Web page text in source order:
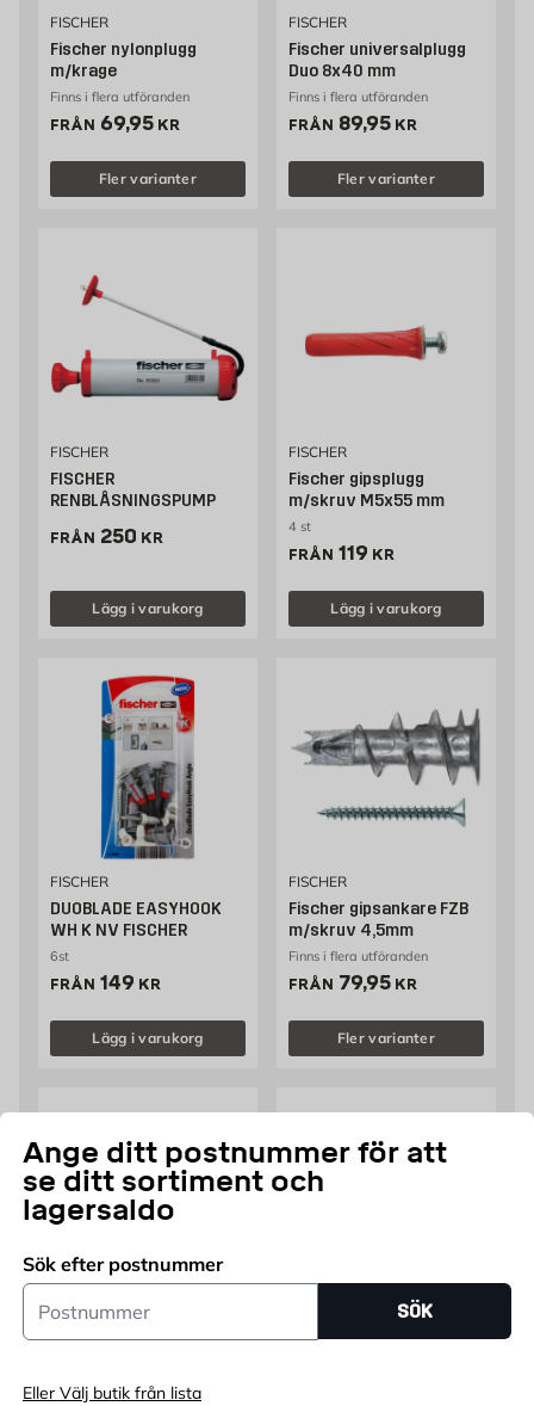
Ange ditt postnummer för att
se ditt sortiment och
lagersaldo
Sök efter postnummer
Postnummer
SÖK
Eller Välj butik från lista
FISCHER
Fischer nylonplugg
m/krage
Finns i flera utföranden
FRÅN Pris 69.95 kr
69,95 KR
Fler varianter
FISCHER
Fischer universalplugg
Duo 8x40 mm
Finns i flera utföranden
FRÅN Pris 89.95 kr
89,95 KR
Fler varianter
FISCHER
FISCHER
RENBLÅSNINGSPUMP
FRÅN Pris 250 kr
250 KR
Lägg i varukorg
FISCHER
Fischer gipsplugg
m/skruv M5x55 mm
4 st
FRÅN Pris 119 kr
119 KR
Lägg i varukorg
FISCHER
DUOBLADE EASYHOOK
WH K NV FISCHER
6st
FRÅN Pris 149 kr
149 KR
Lägg i varukorg
FISCHER
Fischer gipsankare FZB
m/skruv 4,5mm
Finns i flera utföranden
FRÅN Pris 79.95 kr
79,95 KR
Fler varianter
FISCHER
Fischer betongskruv FZB
Finns i flera utföranden
Fischer universalplugg